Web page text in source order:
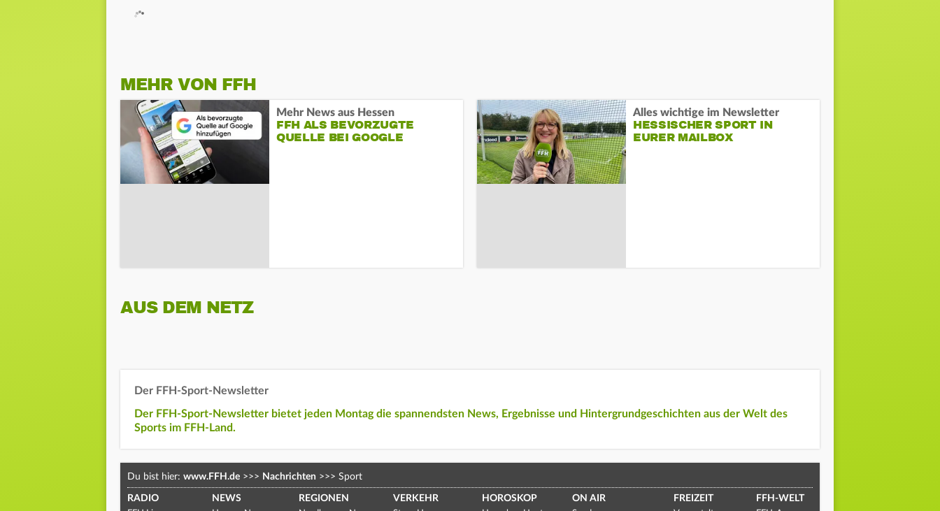
MEHR VON FFH
Mehr News aus Hessen
FFH ALS BEVORZUGTE
QUELLE BEI GOOGLE
Alles wichtige im Newsletter
HESSISCHER SPORT IN
EURER MAILBOX
AUS DEM NETZ
Der FFH-Sport-Newsletter
Der FFH-Sport-Newsletter bietet jeden Montag die spannendsten News, Ergebnisse und Hintergrundgeschichten aus der Welt des
Sports im FFH-Land.
Du bist hier: www.FFH.de >>> Nachrichten >>> Sport
RADIO NEWS REGIONEN VERKEHR HOROSKOP ON AIR FREIZEIT FFH-WELT